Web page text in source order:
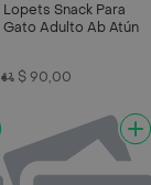
Lopets Snack Para
Gato Adulto Ab Atún
$ 90,00